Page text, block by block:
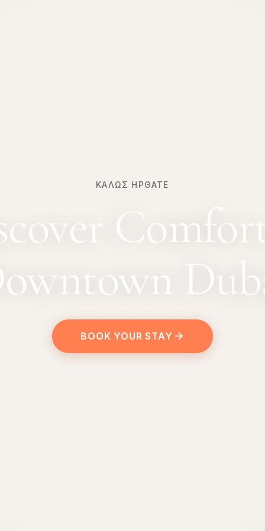
ΚΑΛΏΣ ΉΡΘΑΤΕ
BOOK YOUR STAY